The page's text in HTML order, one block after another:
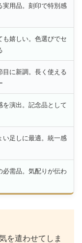
実用品。刻印で特別感
も嬉しい。色選びでセ
目に新調。長く使える
を演出。記念品として
い足しに最適。統一感
必需品。気配りが伝わ
を遣わせてしま